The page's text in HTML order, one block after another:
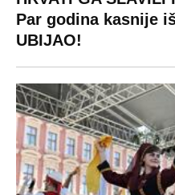
Par godina kasnije
UBIJAO!